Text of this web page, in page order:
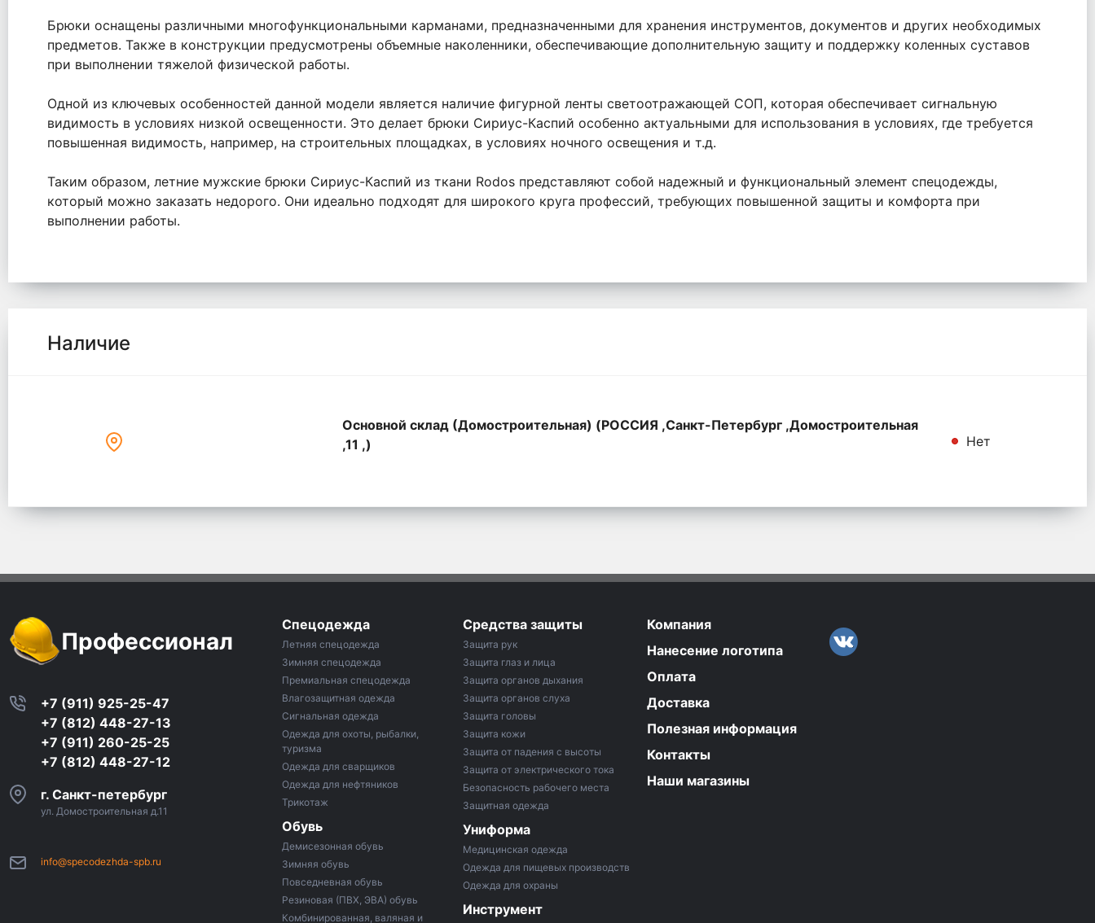
Брюки оснащены различными многофункциональными карманами, предназначенными для хранения инструментов, документов и других необходимых
предметов. Также в конструкции предусмотрены объемные наколенники, обеспечивающие дополнительную защиту и поддержку коленных суставов
при выполнении тяжелой физической работы.
Одной из ключевых особенностей данной модели является наличие фигурной ленты светоотражающей СОП, которая обеспечивает сигнальную
видимость в условиях низкой освещенности. Это делает брюки Сириус-Каспий особенно актуальными для использования в условиях, где требуется
повышенная видимость, например, на строительных площадках, в условиях ночного освещения и т.д.
Таким образом, летние мужские брюки Сириус-Каспий из ткани Rodos представляют собой надежный и функциональный элемент спецодежды,
который можно заказать недорого. Они идеально подходят для широкого круга профессий, требующих повышенной защиты и комфорта при
выполнении работы.
Наличие
Основной склад (Домостроительная) (РОССИЯ ,Санкт-Петербург ,Домостроительная
,11 ,)
Нет
Профессионал
+7 (911) 925-25-47
+7 (812) 448-27-13
+7 (911) 260-25-25
+7 (812) 448-27-12
г. Санкт-петербург
ул. Домостроительная д.11
info@specodezhda-spb.ru
Спецодежда
Летняя спецодежда
Зимняя спецодежда
Премиальная спецодежда
Влагозащитная одежда
Сигнальная одежда
Одежда для охоты, рыбалки,
туризма
Одежда для сварщиков
Одежда для нефтяников
Трикотаж
Обувь
Демисезонная обувь
Зимняя обувь
Повседневная обувь
Резиновая (ПВХ, ЭВА) обувь
Комбинированная, валяная и
Средства защиты
Защита рук
Защита глаз и лица
Защита органов дыхания
Защита органов слуха
Защита головы
Защита кожи
Защита от падения с высоты
Защита от электрического тока
Безопасность рабочего места
Защитная одежда
Униформа
Медицинская одежда
Одежда для пищевых производств
Одежда для охраны
Инструмент
Компания
Нанесение логотипа
Оплата
Доставка
Полезная информация
Контакты
Наши магазины